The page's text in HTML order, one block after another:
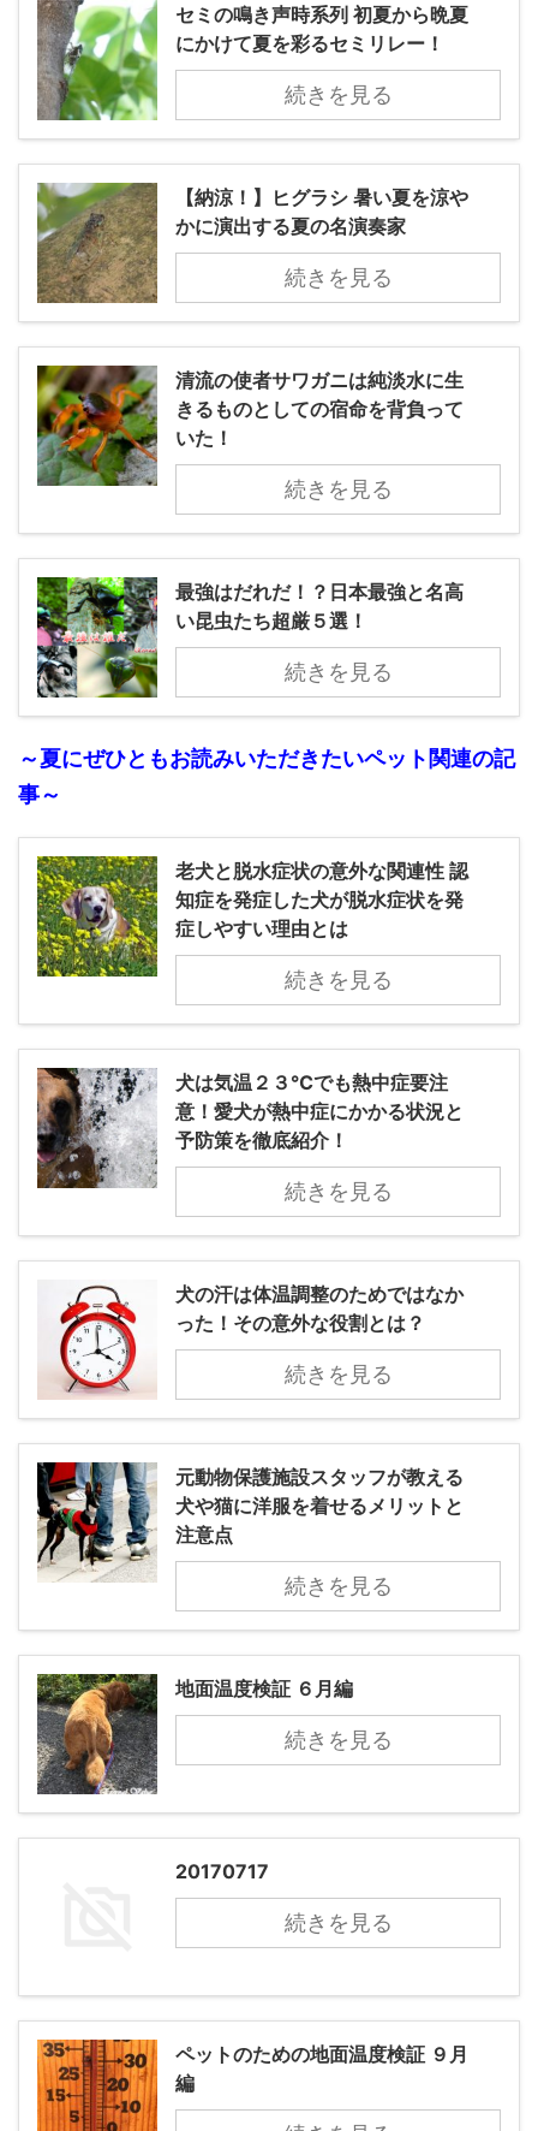
セミの鳴き声時系列 初夏から晩夏
にかけて夏を彩るセミリレー！
続きを見る
【納涼！】ヒグラシ 暑い夏を涼や
かに演出する夏の名演奏家
続きを見る
清流の使者サワガニは純淡水に生
きるものとしての宿命を背負って
いた！
続きを見る
最強はだれだ！？日本最強と名高
い昆虫たち超厳５選！
続きを見る
～夏にぜひともお読みいただきたいペット関連の記
事～
老犬と脱水症状の意外な関連性 認
知症を発症した犬が脱水症状を発
症しやすい理由とは
続きを見る
犬は気温２３℃でも熱中症要注
意！愛犬が熱中症にかかる状況と
予防策を徹底紹介！
続きを見る
犬の汗は体温調整のためではなか
った！その意外な役割とは？
続きを見る
元動物保護施設スタッフが教える
犬や猫に洋服を着せるメリットと
注意点
続きを見る
地面温度検証 ６月編
続きを見る
20170717
続きを見る
ペットのための地面温度検証 ９月
編